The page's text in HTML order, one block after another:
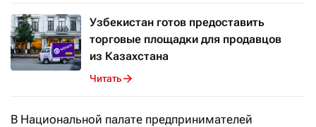
Узбекистан готов предоставить
торговые площадки для продавцов
из Казахстана
Читать
В Национальной палате предпринимателей